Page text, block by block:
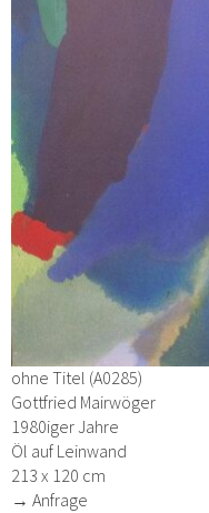
ohne Titel (A0285)
Gottfried Mairwöger
1980iger Jahre
Öl auf Leinwand
213 x 120 cm
→ Anfrage